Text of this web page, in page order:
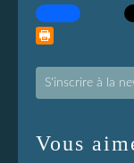
S'inscrire à la
Vous